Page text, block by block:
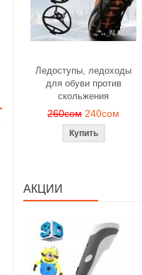
Загуститель волос
27гр
Ледоступы, ледоходы
для обуви против
скольжения
260сом 240сом
АКЦИИ